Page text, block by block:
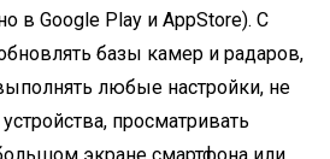
в Google Play и AppStore). С
базы камер и радаров,
любые настройки, не
просматривать